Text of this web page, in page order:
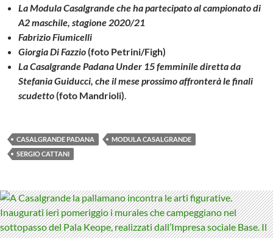
La Modula Casalgrande che ha partecipato al campionato di
A2 maschile, stagione 2020/21
Fabrizio Fiumicelli
Giorgia Di Fazzio(foto Petrini/Figh)
La Casalgrande Padana Under 15 femminile diretta da
Stefania Guiducci, che il mese prossimo affronterà le finali
scudetto(foto Mandrioli).
CASALGRANDE PADANA
MODULA CASALGRANDE
SERGIO CATTANI